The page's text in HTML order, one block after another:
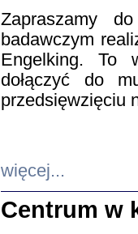
Zapraszamy
badawczym
Engelking. To
dołączyć do
przedsięwzięciu
więcej...
Centrum w